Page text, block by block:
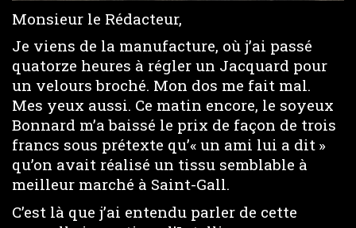
Monsieur le Rédacteur,
Je viens de la manufacture, où j’ai passé
quatorze heures à régler un Jacquard pour
un velours broché. Mon dos me fait mal.
Mes yeux aussi. Ce matin encore, le soyeux
Bonnard m’a baissé le prix de façon de trois
francs sous prétexte qu’« un ami lui a dit »
qu’on avait réalisé un tissu semblable à
meilleur marché à Saint-Gall.
C’est là que j’ai entendu parler de cette